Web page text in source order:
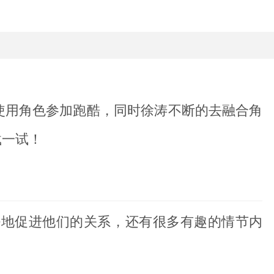
角色参加跑酷，同时徐涛不断的去融合角
试！
促进他们的关系，还有很多有趣的情节内